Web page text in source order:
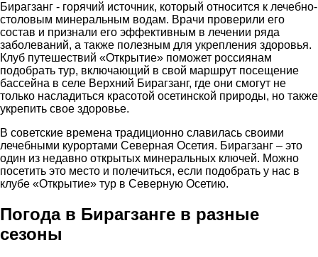
Бирагзанг - горячий источник, который относится к лечебно-
столовым минеральным водам. Врачи проверили его
состав и признали его эффективным в лечении ряда
заболеваний, а также полезным для укрепления здоровья.
Клуб путешествий «Открытие» поможет россиянам
подобрать тур, включающий в свой маршрут посещение
бассейна в селе Верхний Бирагзанг, где они смогут не
только насладиться красотой осетинской природы, но также
укрепить свое здоровье.
В советские времена традиционно славилась своими
лечебными курортами Северная Осетия. Бирагзанг – это
один из недавно открытых минеральных ключей. Можно
посетить это место и полечиться, если подобрать у нас в
клубе «Открытие» тур в Северную Осетию.
Погода в Бирагзанге в разные
сезоны